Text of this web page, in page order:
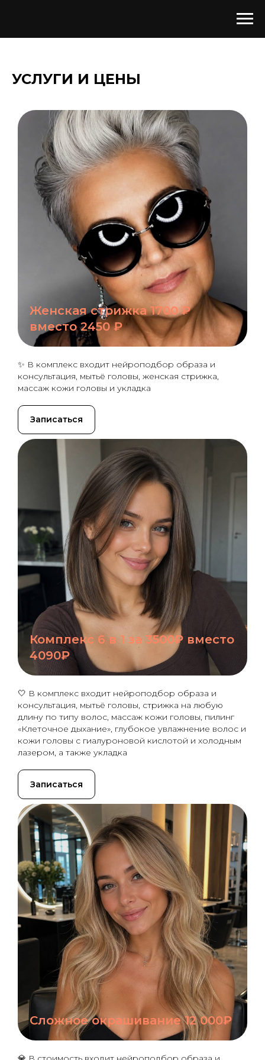
УСЛУГИ И ЦЕНЫ
Женская стрижка 1700 ₽
вместо 2450 ₽
✨ В комплекс входит нейроподбор образа и
консультация, мытьё головы, женская стрижка,
массаж кожи головы и укладка
Записаться
Комплекс 6 в 1 за 3500₽ вместо
4090₽
🤍 В комплекс входит нейроподбор образа и
консультация, мытьё головы, стрижка на любую
длину по типу волос, массаж кожи головы, пилинг
«Клеточное дыхание», глубокое увлажнение волос и
кожи головы с гиалуроновой кислотой и холодным
лазером, а также укладка
Записаться
Сложное окрашивание 12 000₽